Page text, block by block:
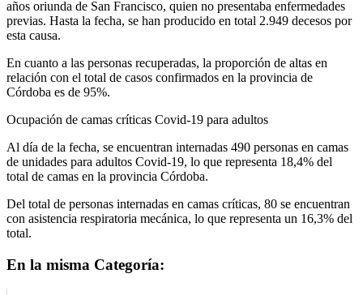
años oriunda de San Francisco, quien no presentaba enfermedades
previas. Hasta la fecha, se han producido en total 2.949 decesos por
esta causa.
En cuanto a las personas recuperadas, la proporción de altas en
relación con el total de casos confirmados en la provincia de
Córdoba es de 95%.
Ocupación de camas críticas Covid-19 para adultos
Al día de la fecha, se encuentran internadas 490 personas en camas
de unidades para adultos Covid-19, lo que representa 18,4% del
total de camas en la provincia Córdoba.
Del total de personas internadas en camas críticas, 80 se encuentran
con asistencia respiratoria mecánica, lo que representa un 16,3% del
total.
En la misma Categoría: